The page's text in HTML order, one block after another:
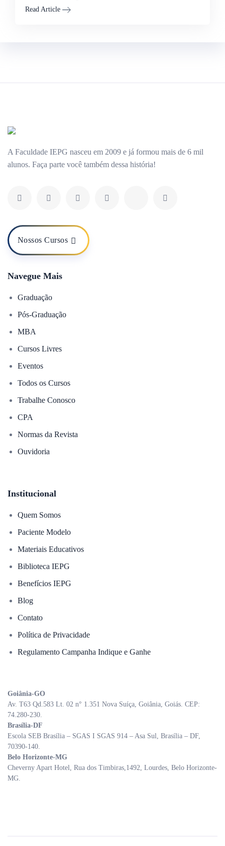
Read Article
A Faculdade IEPG nasceu em 2009 e já formou mais de 6 mil
alunos. Faça parte você também dessa história!
Nossos Cursos
Navegue Mais
Graduação
Pós-Graduação
MBA
Cursos Livres
Eventos
Todos os Cursos
Trabalhe Conosco
CPA
Normas da Revista
Ouvidoria
Institucional
Quem Somos
Paciente Modelo
Materiais Educativos
Biblioteca IEPG
Benefícios IEPG
Blog
Contato
Política de Privacidade
Regulamento Campanha Indique e Ganhe
Goiânia-GO
Av. T63 Qd.583 Lt. 02 n° 1.351 Nova Suíça, Goiânia, Goiás. CEP:
74.280-230.
Brasília-DF
Escola SEB Brasília – SGAS I SGAS 914 – Asa Sul, Brasília – DF,
70390-140.
Belo Horizonte-MG
Cheverny Apart Hotel, Rua dos Timbiras,1492, Lourdes, Belo Horizonte-
MG.